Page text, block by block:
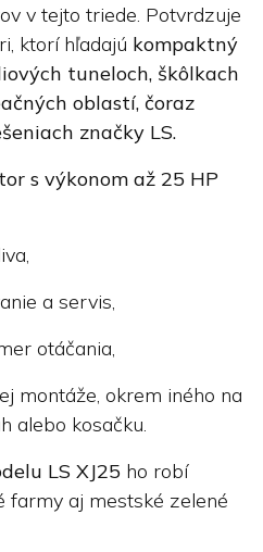
v tejto triede. Potvrdzuje
ktorí hľadajú kompaktný
tuneloch, škôlkach
oblastí, čoraz
značky LS.
s výkonom až 25 HP
a servis,
otáčania,
montáže, okrem iného na
alebo kosačku.
LS XJ25 ho robí
farmy aj mestské zelené